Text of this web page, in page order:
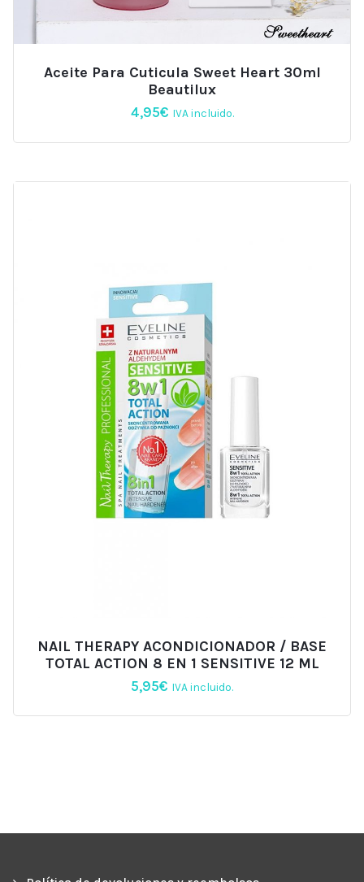
Aceite Para Cuticula Sweet Heart 30ml
Beautilux
4,95€ IVA incluido.
NAIL THERAPY ACONDICIONADOR / BASE
TOTAL ACTION 8 EN 1 SENSITIVE 12 ML
5,95€ IVA incluido.